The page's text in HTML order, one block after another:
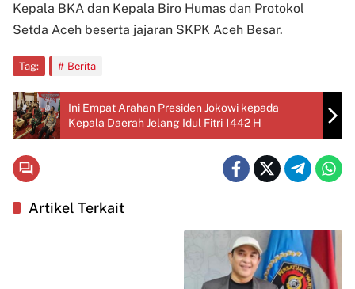
Kepala BKA dan Kepala Biro Humas dan Protokol
Setda Aceh beserta jajaran SKPK Aceh Besar.
Tag: Berita
Ini Empat Arahan Presiden Jokowi kepada
Kepala Daerah Jelang Idul Fitri 1442 H
Artikel Terkait